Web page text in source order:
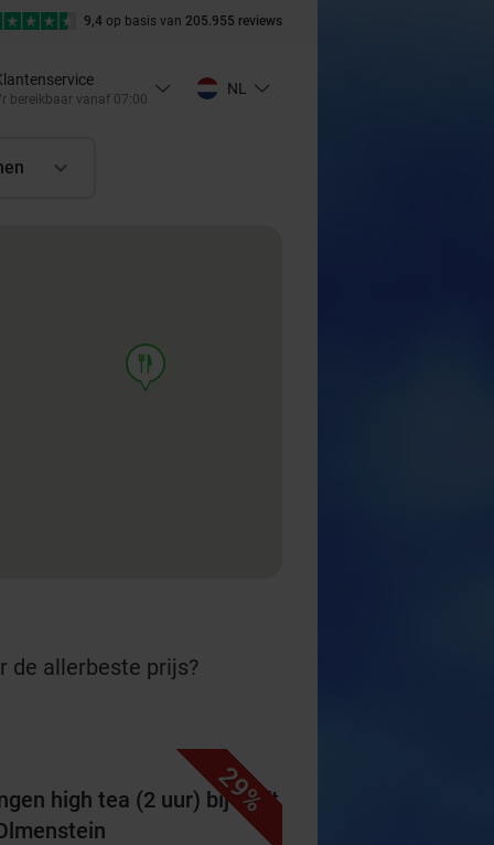
9,4 op basis van 205.955 reviews
bereikbaar vanaf 07:00
NL
food
de allerbeste prijs?
29%
high tea (2 uur) bij Op 't